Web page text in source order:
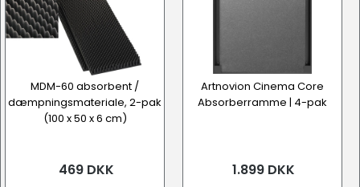
MDM-60 absorbent /
dæmpningsmateriale, 2-pak
(100 x 50 x 6 cm)
469 DKK
Artnovion Cinema Core
Absorberramme | 4-pak
1.899 DKK